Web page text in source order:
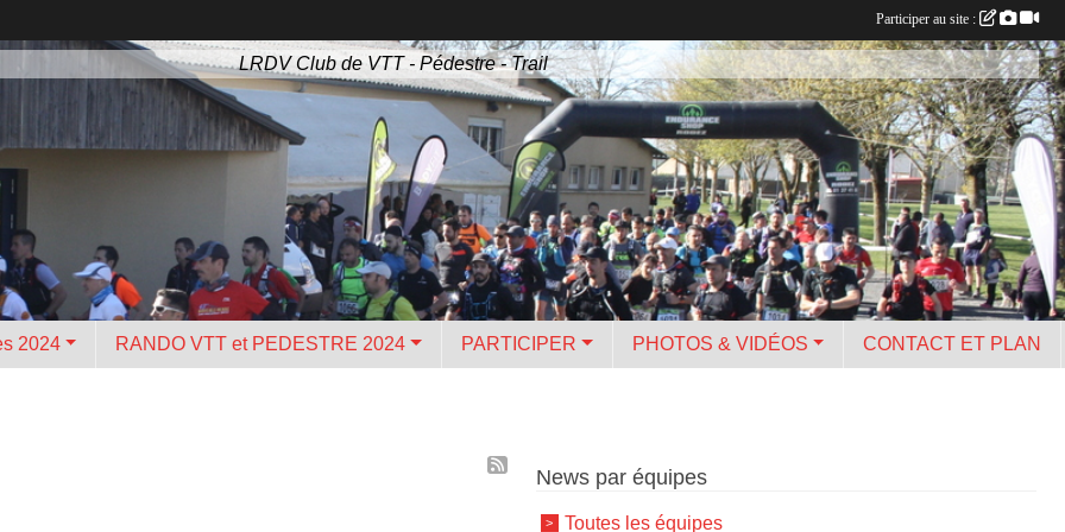
LRDV Club de VTT - Pédestre - Trail
2024 RANDO VTT et PEDESTRE 2024 PARTICIPER PHOTOS & VIDÉOS CONTACT ET PLAN
News par équipes
Toutes les équipes
Participer au site :